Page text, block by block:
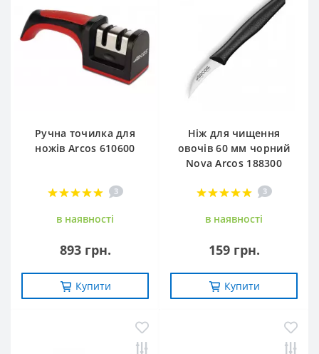
Ручна точилка для
ножів Arcos 610600
3
в наявностi
893 грн.
Купити
Ніж для чищення
овочів 60 мм чорний
Nova Arcos 188300
3
в наявностi
159 грн.
Купити